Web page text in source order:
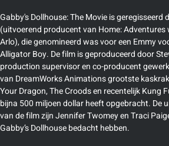
Gabby's Dollhouse: The Movie is geregisseerd
(uitvoerend producent van Home: Adventures
Arlo), die genomineerd was voor een Emmy
Alligator Boy. De film is geproduceerd door
production supervisor en co-producent
van DreamWorks Animations grootste
Your Dragon, The Croods en recentelijk Kung
bijna 500 miljoen dollar heeft opgebracht. De
van de film zijn Jennifer Twomey en Traci
Gabby’s Dollhouse bedacht hebben.